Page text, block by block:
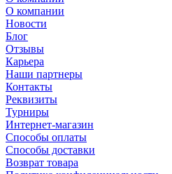
О компании
Новости
Блог
Отзывы
Карьера
Наши партнеры
Контакты
Реквизиты
Турниры
Интернет-магазин
Способы оплаты
Способы доставки
Возврат товара